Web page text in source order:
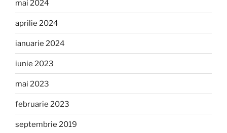
mai 2024
aprilie 2024
ianuarie 2024
iunie 2023
mai 2023
februarie 2023
septembrie 2019